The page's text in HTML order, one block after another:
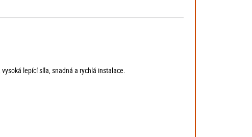
lepící síla, snadná a rychlá instalace.